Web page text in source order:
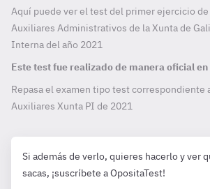
Aquí puede ver el test del primer ejercicio
Auxiliares Administrativos de la Xunta de
Interna del año 2021
Este test fue realizado de manera oficial en
Repasa el examen tipo test correspondiente
Auxiliares Xunta PI de 2021
Si además de verlo, quieres hacerlo y ver
sacas, ¡suscríbete a OpositaTest!